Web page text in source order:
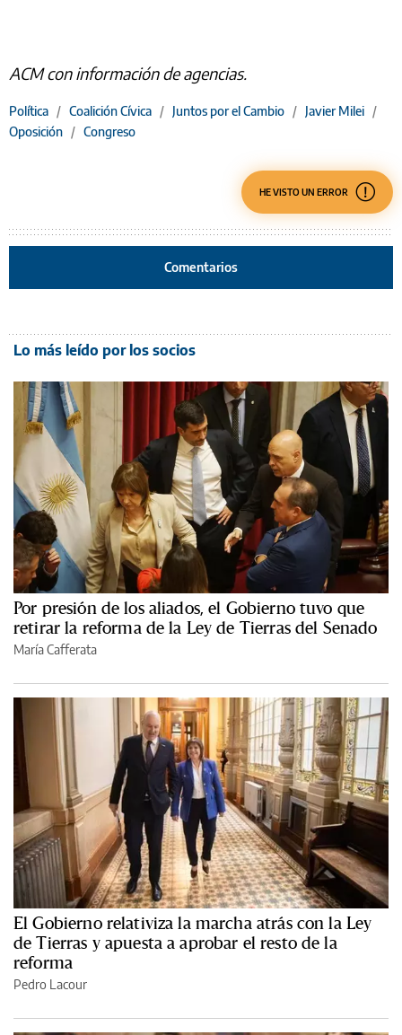
ACM con información de agencias.
Política / Coalición Cívica / Juntos por el Cambio / Javier Milei /
Oposición / Congreso
HE VISTO UN ERROR
Comentarios
Lo más leído por los socios
Por presión de los aliados, el Gobierno tuvo que
retirar la reforma de la Ley de Tierras del Senado
María Cafferata
El Gobierno relativiza la marcha atrás con la Ley
de Tierras y apuesta a aprobar el resto de la
reforma
Pedro Lacour